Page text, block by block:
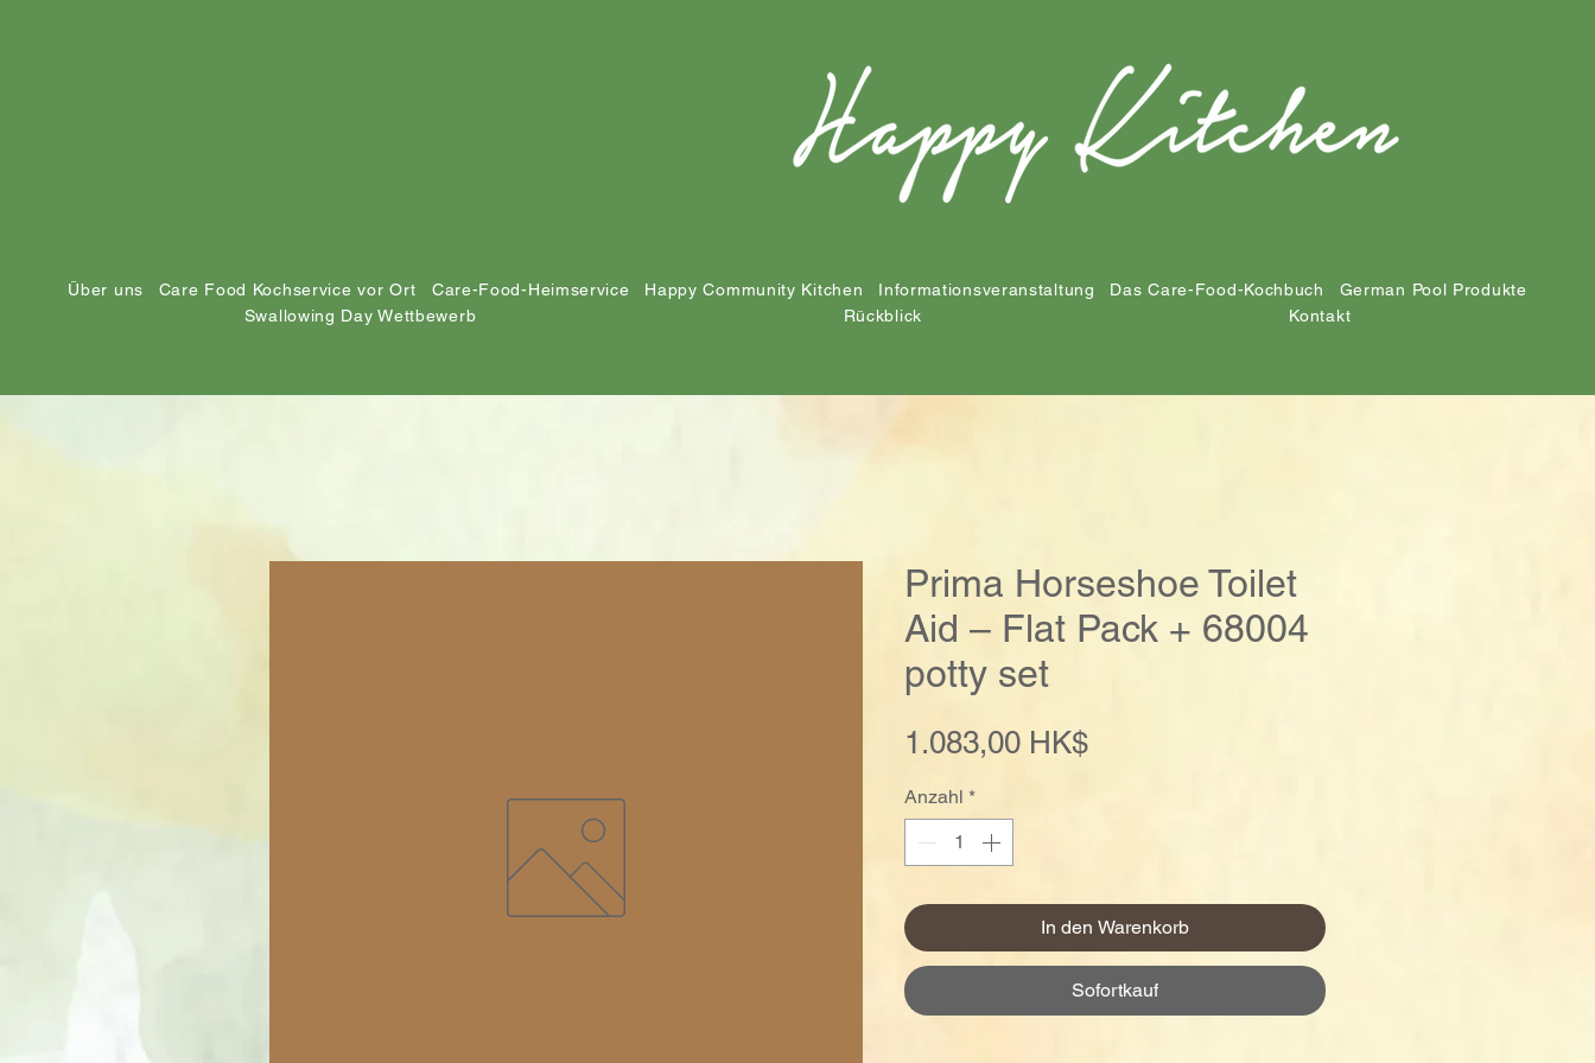
Über uns Care Food Kochservice vor Ort Care-Food-Heimservice Happy Community Kitchen Informationsveranstaltung Das Care-Food-Kochbuch
German Pool Produkte
Swallowing Day Wettbewerb
Rückblick Kontakt
Prima Horseshoe Toilet
Aid – Flat Pack + 68004
potty set
1.083,00 HK$Preis
Anzahl *
In den Warenkorb
Sofortkauf